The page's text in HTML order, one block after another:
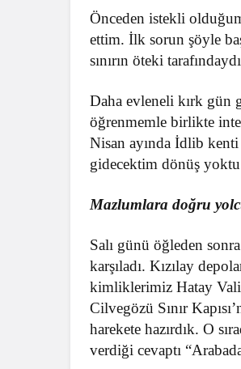
Önceden istekli
ettim. İlk sorun şöyle
sınırın öteki
Daha evleneli kırk gün
öğrenmemle birlikte
Nisan ayında İdlib
gidecektim dönüş
Mazlumlara doğru
Salı günü öğleden
karşıladı. Kızılay
kimliklerimiz Hatay
Cilvegözü Sınır
harekete hazırdık. O
verdiği cevaptı